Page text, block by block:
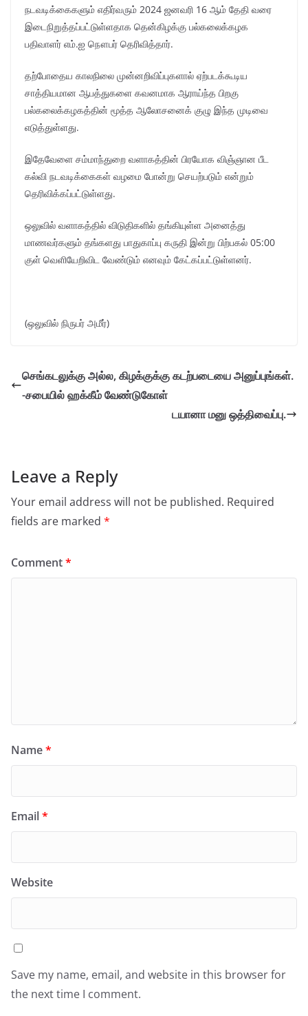
நடவடிக்கைகளும் எதிர்வரும் 2024 ஜனவரி 16 ஆம் தேதி வரை
இடைநிறுத்தப்பட்டுள்ளதாக தென்கிழக்கு பல்கலைக்கழக
பதிவாளர் எம்.ஐ நௌபர் தெரிவித்தார்.
தற்போதைய காலநிலை முன்னறிவிப்புகளால் ஏற்படக்கூடிய
சாத்தியமான ஆபத்துகளை கவனமாக ஆராய்ந்த பிறகு
பல்கலைக்கழகத்தின் மூத்த ஆலோசனைக் குழு இந்த முடிவை
எடுத்துள்ளது.
இதேவேளை சம்மாந்துறை வளாகத்தின் பிரயோக விஞ்ஞான பீட
கல்வி நடவடிக்கைகள் வழமை போன்று செயற்படும் என்றும்
தெரிவிக்கப்பட்டுள்ளது.
ஒலுவில் வளாகத்தில் விடுதிகளில் தங்கியுள்ள அனைத்து
மாணவர்களும் தங்களது பாதுகாப்பு கருதி இன்று பிற்பகல் 05:00
குள் வெளியேறிவிட வேண்டும் எனவும் கேட்கப்பட்டுள்ளனர்.
(ஒலுவில் நிருபர் அமீர்)
செங்கடலுக்கு அல்ல, கிழக்குக்கு கடற்படையை அனுப்புங்கள்.
-சபையில் ஹக்கீம் வேண்டுகோள்
டயானா மனு ஒத்திவைப்பு.
Leave a Reply
Your email address will not be published. Required
fields are marked *
Comment*
Name*
Email*
Website
Save my name, email, and website in this browser for
the next time I comment.